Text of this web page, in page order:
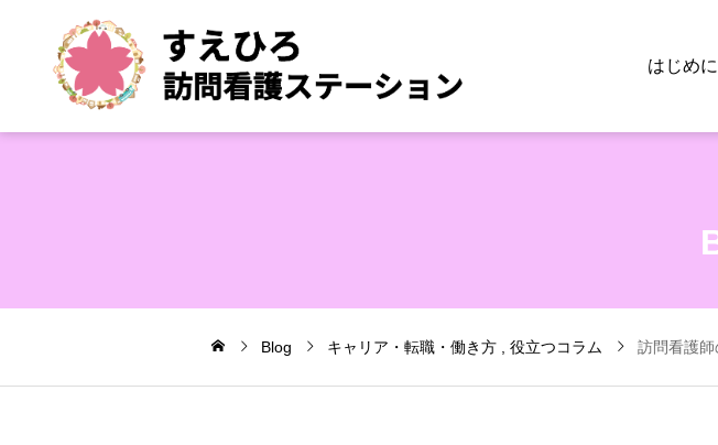
はじめに
Blog キャリア・転職・働き方 役立つコラム 訪問看護